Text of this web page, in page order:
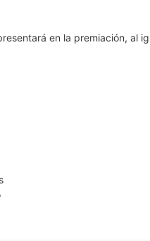
en la premiación, al